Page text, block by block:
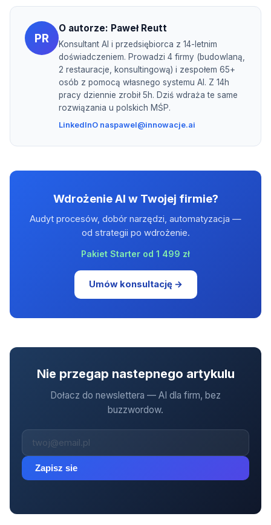
PR
O autorze: Paweł Reutt
Konsultant AI i przedsiębiorca z 14-letnim
doświadczeniem. Prowadzi 4 firmy (budowlaną,
2 restauracje, konsultingową) i zespołem 65+
osób z pomocą własnego systemu AI. Z 14h
pracy dziennie zrobił 5h. Dziś wdraża te same
rozwiązania u polskich MŚP.
LinkedInO naspawel@innowacje.ai
Wdrożenie AI w Twojej firmie?
Audyt procesów, dobór narzędzi, automatyzacja —
od strategii po wdrożenie.
Pakiet Starter od 1 499 zł
Umów konsultację →
Nie przegap nastepnego artykulu
Dołacz do newslettera — AI dla firm, bez
buzzwordow.
Zapisz sie